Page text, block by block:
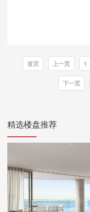
首页 上一页 1
下一页
精选楼盘推荐